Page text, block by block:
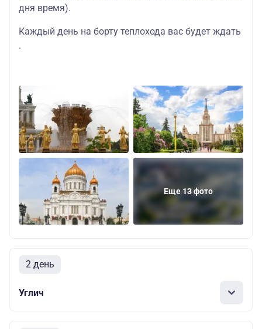
дня время).
Каждый день на борту теплохода вас будет ждать
.
Еще 13 фото
2 день
Углич